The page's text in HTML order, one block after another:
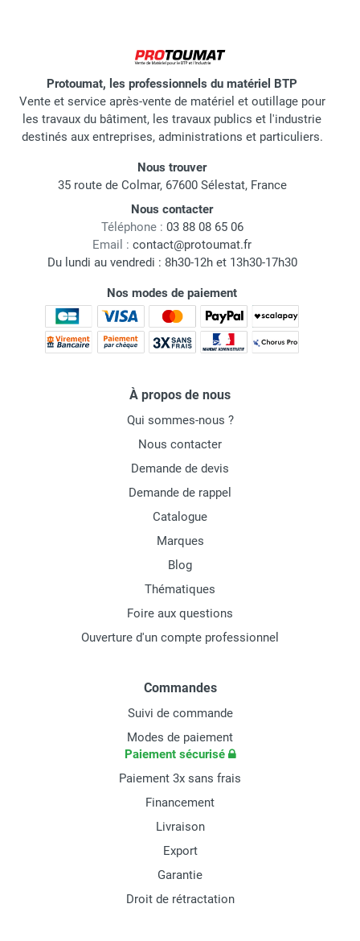
Protoumat, les professionnels du matériel BTP
Vente et service après-vente de matériel et outillage pour
les travaux du bâtiment, les travaux publics et l'industrie
destinés aux entreprises, administrations et particuliers.
Nous trouver
35 route de Colmar, 67600 Sélestat, France
Nous contacter
Téléphone : 03 88 08 65 06
Email : contact@protoumat.fr
Du lundi au vendredi : 8h30-12h et 13h30-17h30
Nos modes de paiement
À propos de nous
Qui sommes-nous ?
Nous contacter
Demande de devis
Demande de rappel
Catalogue
Marques
Blog
Thématiques
Foire aux questions
Ouverture d'un compte professionnel
Commandes
Suivi de commande
Modes de paiement
Paiement sécurisé
Paiement 3x sans frais
Financement
Livraison
Export
Garantie
Droit de rétractation